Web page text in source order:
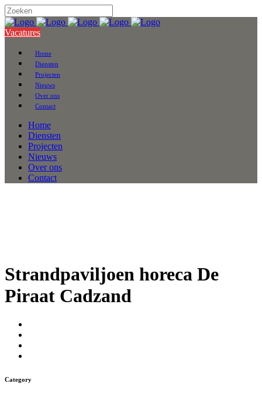
Vacatures
Home
Diensten
Projecten
Nieuws
Over ons
Contact
Home
Diensten
Projecten
Nieuws
Over ons
Contact
Strandpaviljoen horeca De
Piraat Cadzand
Category